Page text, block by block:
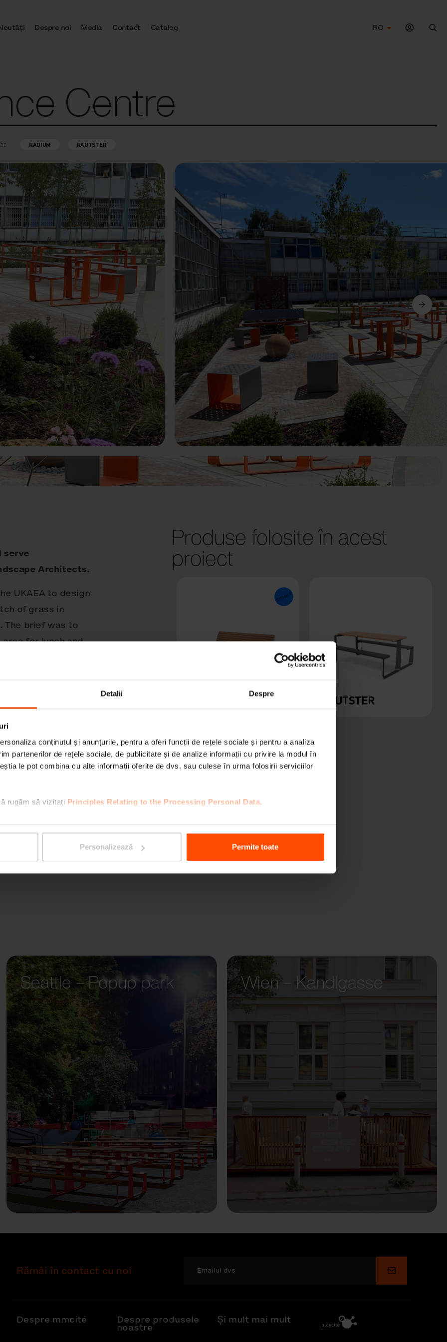
Detalii Despre
conținutul și anunțurile, pentru a oferi funcții de rețele sociale și pentru a analiza
partenerilor de rețele sociale, de publicitate și de analize informații cu privire la modul în
le pot combina cu alte informații oferite de dvs. sau culese în urma folosirii serviciilor
rugăm să vizitați Principles Relating to the Processing Personal Data.
Personalizează Permite toate
Despre noi Media Contact Catalog
RO
Centre
RADIUM RAUTSTER
Următorul
serve
Architects.
UKAEA to design
of grass in
The brief was to
for lunch and
within the
being by encouraging
„We wanted to
on the idea of
the landscape into
linear planting
wanted to encourage
and meetings. This
furniture by
areas,“ she ends.
Produse folosite în acest
proiect
RAUTSTER
Seattle – Popup park Wien – Kandlgasse
Rămâi în contact cu noi Depune
Despre mmcité Despre produsele
noastre
Și mult mai mult